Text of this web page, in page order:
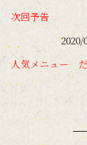
次回予告
2020/
人気メニュー